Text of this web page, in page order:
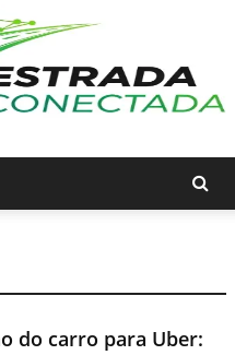
do carro para Uber: